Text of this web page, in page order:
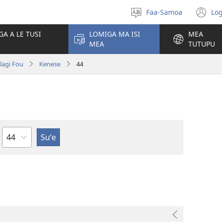
Filifili
le
gagana
Faa-Samoa
se
A LE TUSI
LOMIGA MA ISI
MEA
MEA
TUTUPU
Fou Kenese 44
Mataupu